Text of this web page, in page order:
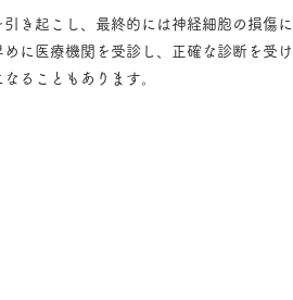
き起こし、最終的には神経細胞の損傷
に医療機関を受診し、正確な診断を受
ることもあります。